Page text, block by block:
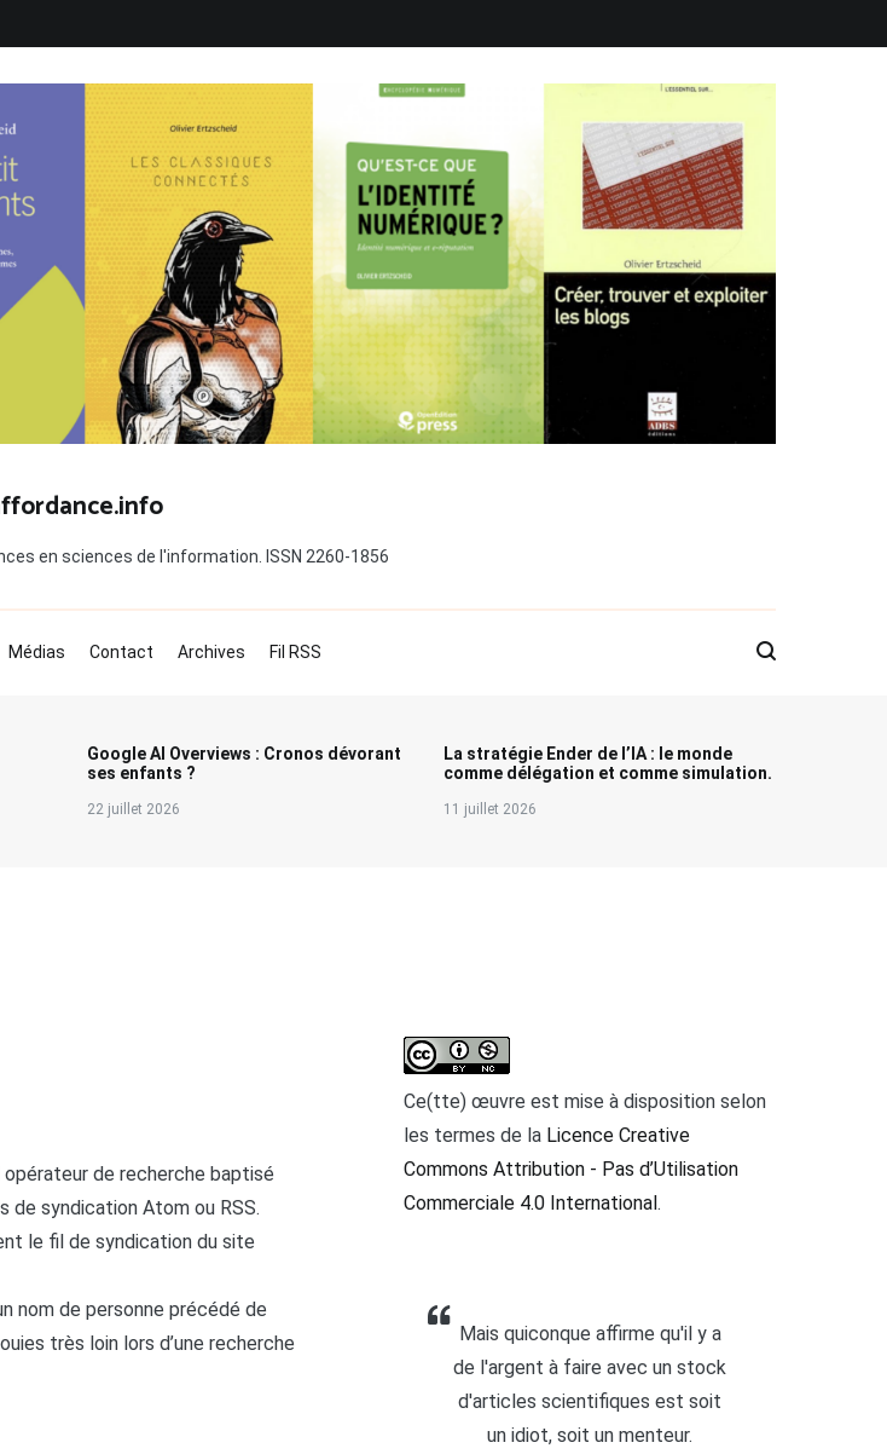
en sciences de l'information. ISSN 2260-1856
Médias Contact Archives Fil RSS
Google AI Overviews : Cronos dévorant
ses enfants ?
22 juillet 2026
La stratégie Ender de l’IA : le monde
comme délégation et comme simulation.
11 juillet 2026
de recherche baptisé
syndication Atom ou RSS.
le fil de syndication du site
nom de personne précédé de
très loin lors d’une recherche
Ce(tte) œuvre est mise à disposition selon
les termes de la Licence Creative
Commons Attribution - Pas d’Utilisation
Commerciale 4.0 International .
Mais quiconque affirme qu'il y a
de l'argent à faire avec un stock
d'articles scientifiques est soit
un idiot, soit un menteur.